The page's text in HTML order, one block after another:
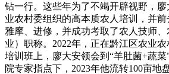
钻一行。这些年为了不竭开辟视野，
业农村委组织的高本质农人培训，并
雅摩、进修，并成功考取了农人技师
业）职称。2022年，正在黔江区农业
培训班上，廖大安领会到“羊肚菌+蔬
院专家指点下，2023年他流转100亩地